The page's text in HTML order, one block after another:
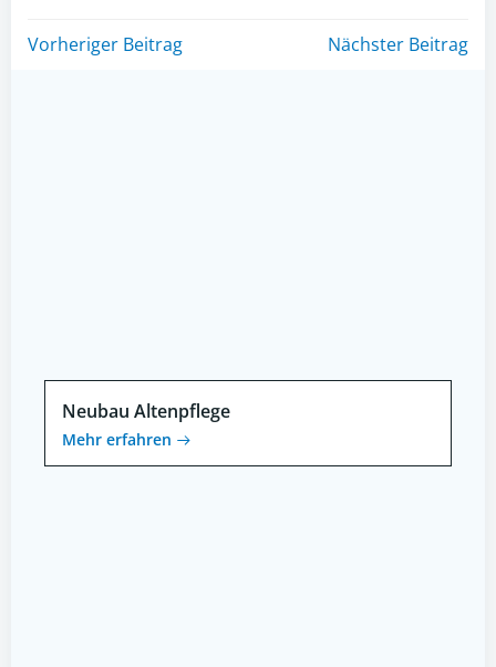
Post
Vorheriger Beitrag
PostNächster Beitrag
Neubau Altenpflege
Mehr erfahren